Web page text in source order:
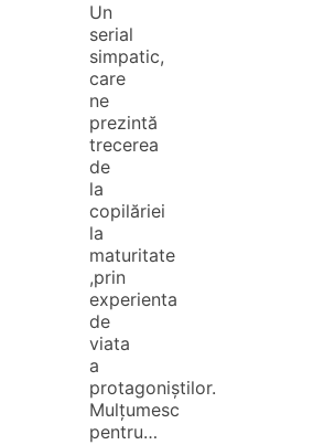
Un
serial
simpatic,
care
ne
prezintă
trecerea
de
la
copilăriei
la
maturitate
,prin
experienta
de
viata
a
protagoniștilor.
Mulțumesc
pentru…